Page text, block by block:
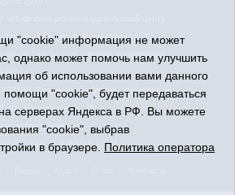
редактор Кузембаева С.Т.
© При использовании материалов
627180, Тюменская область, Упоровский
ул. Володарского, 31
почты редакции:
Тел.: 8(34541)3-16-44
"cookie" информация не может
однако может помочь нам улучшить
об использовании вами данного
помощи "cookie", будет передаваться
серверах Яндекса в РФ. Вы можете
"cookie", выбрав
в браузере. Политика оператора